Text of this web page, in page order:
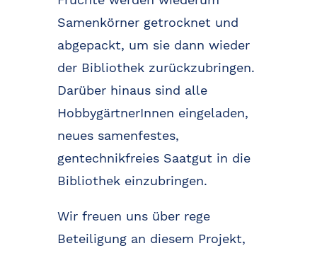
Samenkörner getrocknet und
abgepackt, um sie dann wieder
der Bibliothek zurückzubringen.
Darüber hinaus sind alle
HobbygärtnerInnen eingeladen,
neues samenfestes,
gentechnikfreies Saatgut in die
Bibliothek einzubringen.
Wir freuen uns über rege
Beteiligung an diesem Projekt,